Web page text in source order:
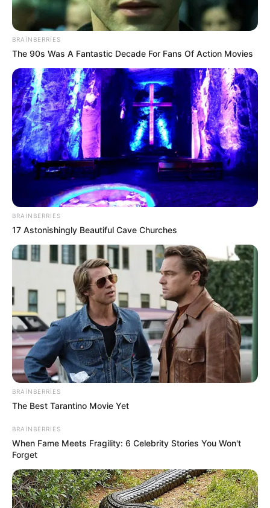
11:30 / 06 Avqust 2026 MARAQLI
NASA Yerin əsl formasınıaçıqladı
68 0 0
11:28 / 06 Avqust 2026 CƏMİYYƏT
Qaydalar TƏSDİQLƏNDİ:1 sentyabr
2026-cı il tarixindən qüvvəyə minəcək
342 0
BRAINBERRIES
The 90s Was A Fantastic Decade For Fans Of Action Movies
BRAINBERRIES
17 Astonishingly Beautiful Cave Churches
BRAINBERRIES
The Best Tarantino Movie Yet
BRAINBERRIES
When Fame Meets Fragility: 6 Celebrity Stories You Won't
Forget